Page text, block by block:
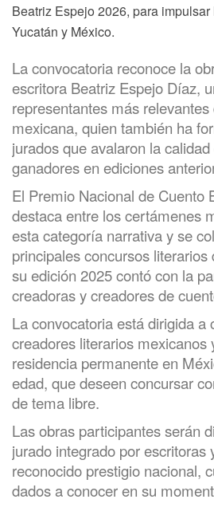
Beatriz Espejo 2026, para
Yucatán y México.
La convocatoria reconoce la
escritora Beatriz Espejo Díaz,
representantes más
mexicana, quien también ha
jurados que avalaron la
ganadores en ediciones
El Premio Nacional de Cuento
destaca entre los certámenes
esta categoría narrativa y se
principales concursos literarios
su edición 2025 contó con la
creadoras y creadores de
La convocatoria está dirigida a
creadores literarios mexicanos
residencia permanente en
edad, que deseen concursar
de tema libre.
Las obras participantes serán
jurado integrado por escritoras
reconocido prestigio nacional,
dados a conocer en su